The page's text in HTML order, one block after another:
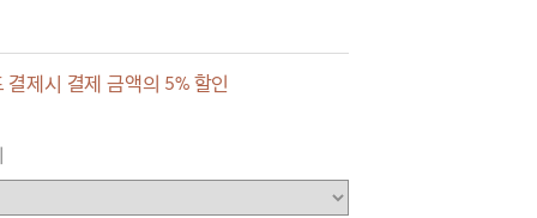
결제시 결제 금액의 5% 할인